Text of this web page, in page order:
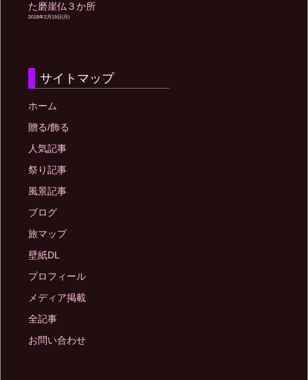
た磨崖仏３か所
2018年2月19日(月)
サイトマップ
ホーム
贈る/飾る
人気記事
祭り記事
風景記事
ブログ
旅マップ
壁紙DL
プロフィール
メディア掲載
全記事
お問い合わせ